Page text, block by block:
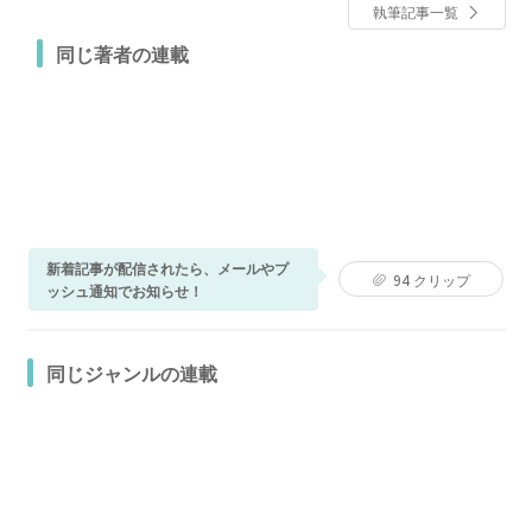
執筆記事一覧
同じ著者の連載
新着記事が配信されたら、メールやプ
ッシュ通知でお知らせ！
94クリップ
同じジャンルの連載